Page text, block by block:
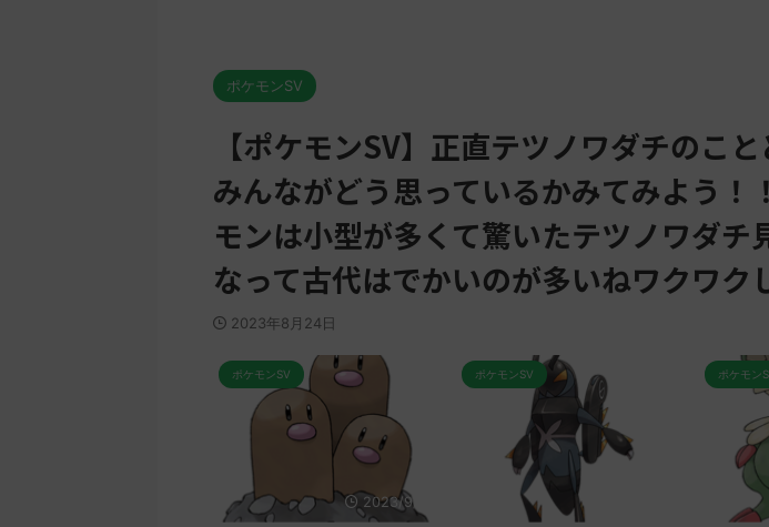
ポケモンSV
【ポケモンSV】正直テツノワダチのこ
みんながどう思っているかみてみよう！
モンは小型が多くて驚いたテツノワダチ
なって古代はでかいのが多いねワクワク
2023年8月24日
ポケモンSV
2023/9/8
ポケモンSV
2023/9/8
ポケモンSV